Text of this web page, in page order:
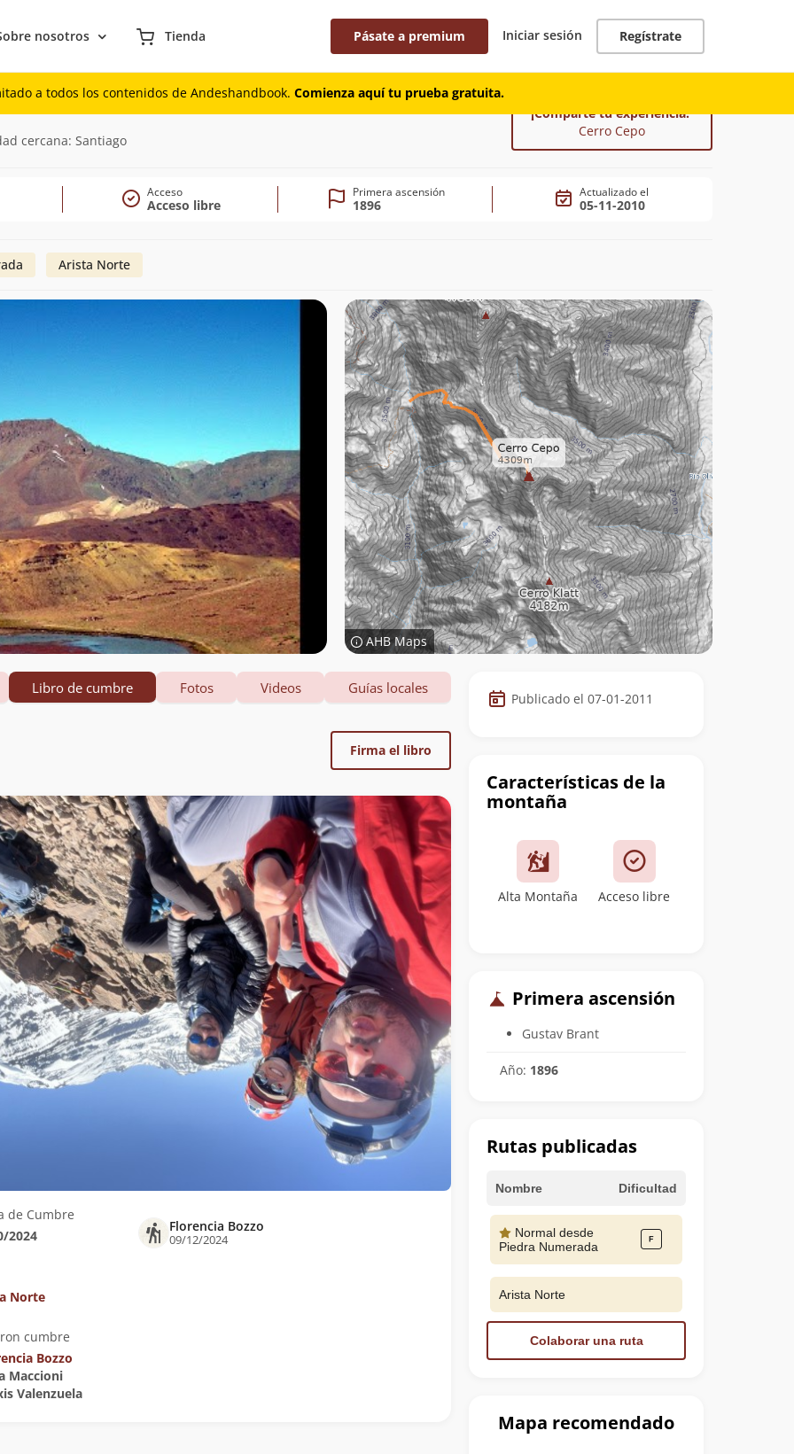
nosotros Tienda Pásate a premium Iniciar sesión Regístrate
a todos los contenidos de Andeshandbook. Comienza aquí tu prueba gratuita.
cercana: Santiago
¡Comparte tu experiencia!
Cerro Cepo
Acceso
Acceso libre
Primera ascensión
1896
Actualizado el
05-11-2010
Arista Norte
AHB Maps
Datos
de
cumbre
Publicado el 07-01-2011
Características de la
montaña
Alta Montaña Acceso libre
Primera ascensión
Gustav Brant
Año: 1896
Rutas publicadas
Nombre Dificultad
Normal desde
Piedra Numerada
Arista Norte
Colaborar una ruta
Mapa recomendado
Libro de cumbre Fotos Videos Guías locales
Firma el libro
de Cumbre
2024
Norte
cumbre
Bozzo
Maccioni
Valenzuela
Florencia Bozzo
09/12/2024